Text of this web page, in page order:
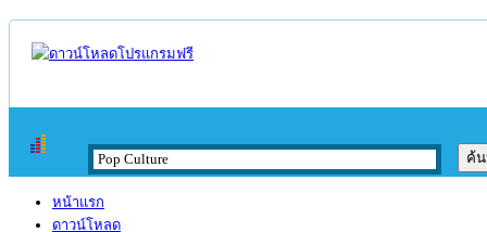
หน้าแรก
ดาวน์โหลด